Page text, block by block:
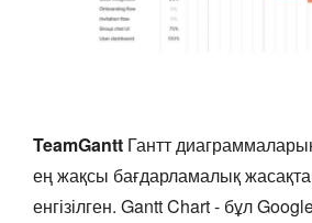
TeamGantt Гантт
ең жақсы бағдарламалық
енгізілген. Gantt Chart - бұл